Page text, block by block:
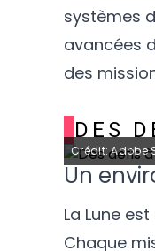
systèmes
avancées
des
DES
Crédit: Adobe
Un
La Lune
Chaque